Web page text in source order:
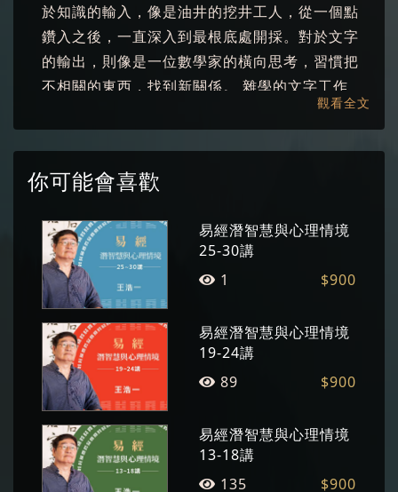
於知識的輸入，像是油井的挖井工人，從一個點
鑽入之後，一直深入到最根底處開採。對於文字
的輸出，則像是一位數學家的橫向思考，習慣把
不相關的東西，找到新關係。 雜學的文字工作
者，也是中年過動兒。2017年電視金鐘獎生活風
格節目主持人獎，公視「浩克慢遊」。 寫古蹟建
密碼。 寫食材美食，喜歡帶著筷子，用胃來上地
瓜秋果開始，記錄古廟老街和文創小店。 寫珍貴
老樹，往往另闢蹊徑，探討昔日種樹人的心思。
寫歷史筆記，則是把各種英雄的智慧，對照《易
經》每個卦的心理情境。 寫心理哲學，孤獨心事
總在一個人的旅行之後，開始飛翔。 著有《慢食
府城》《在廟口說書》《旅食小鎮：帶雙筷子在
台灣漫行慢食》《當老樹在說話 》《著時：南
方．美時．美食》《人生的十堂英雄課》《英雄
的十則潛智慧》《英雄的大抉擇》《英雄的頓挫
學》《英雄的權謀力》《守弱英雄》等。
觀看全文
你可能會喜歡
易經潛智慧與心理情境
25-30講
1
$900
易經潛智慧與心理情境
19-24講
89
$900
易經潛智慧與心理情境
13-18講
135
$900